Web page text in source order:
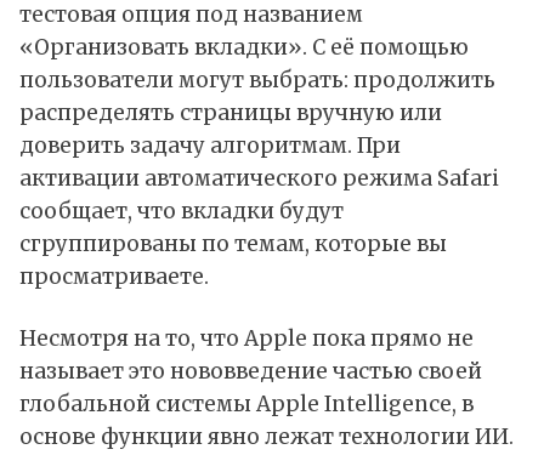
тестовая опция под названием
«Организовать вкладки». С её помощью
пользователи могут выбрать: продолжить
распределять страницы вручную или
доверить задачу алгоритмам. При
активации автоматического режима Safari
сообщает, что вкладки будут
сгруппированы по темам, которые вы
просматриваете.
Несмотря на то, что Apple пока прямо не
называет это нововведение частью своей
глобальной системы Apple Intelligence, в
основе функции явно лежат технологии ИИ.